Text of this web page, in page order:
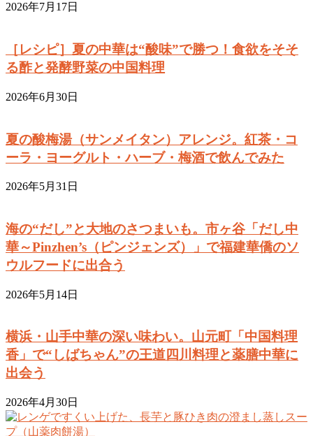
2026年7月17日
［レシピ］夏の中華は“酸味”で勝つ！食欲をそそ
る酢と発酵野菜の中国料理
2026年6月30日
夏の酸梅湯（サンメイタン）アレンジ。紅茶・コ
ーラ・ヨーグルト・ハーブ・梅酒で飲んでみた
2026年5月31日
海の“だし”と大地のさつまいも。市ヶ谷「だし中
華～Pinzhen’s（ピンジェンズ）」で福建華僑のソ
ウルフードに出合う
2026年5月14日
横浜・山手中華の深い味わい。山元町「中国料理
香」で“しばちゃん”の王道四川料理と薬膳中華に
出会う
2026年4月30日